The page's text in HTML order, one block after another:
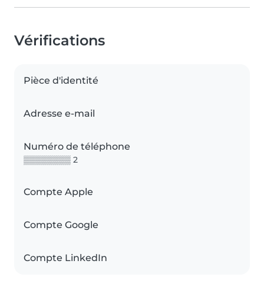
Vérifications
Pièce d'identité
Adresse e-mail
Numéro de téléphone
▒▒▒▒▒▒▒▒ 2
Compte Apple
Compte Google
Compte LinkedIn